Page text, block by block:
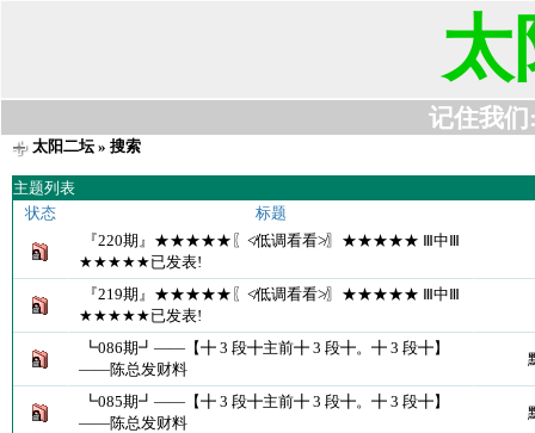
太
记住我们
太阳二坛» 搜索
主题列表
状态
标题
『220期』★★★★★〖≮低调看看≯〗★★★★★ Ⅲ中Ⅲ
★★★★★已发表!
『219期』★★★★★〖≮低调看看≯〗★★★★★ Ⅲ中Ⅲ
★★★★★已发表!
┗086期┛――【╋ 3 段╋主前╋ 3 段╋。╋ 3 段╋】
――陈总发财料
┗085期┛――【╋ 3 段╋主前╋ 3 段╋。╋ 3 段╋】
――陈总发财料